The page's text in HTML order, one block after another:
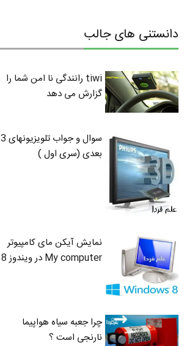
دانستنی های جالب
tiwi رانندگی نا امن شما را
گزارش می دهد
سوال و جواب تلویزیونهای 3
بعدی (سری اول )
نمایش آیکن مای کامپیوتر
My computer در ویندوز 8
چرا جعبه سیاه هواپیما
نارنجی است ؟